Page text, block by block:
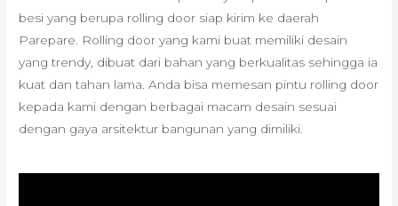
besi yang berupa rolling door siap kirim ke daerah
Parepare. Rolling door yang kami buat memiliki desain
yang trendy, dibuat dari bahan yang berkualitas sehingga ia
kuat dan tahan lama. Anda bisa memesan pintu rolling door
kepada kami dengan berbagai macam desain sesuai
dengan gaya arsitektur bangunan yang dimiliki.